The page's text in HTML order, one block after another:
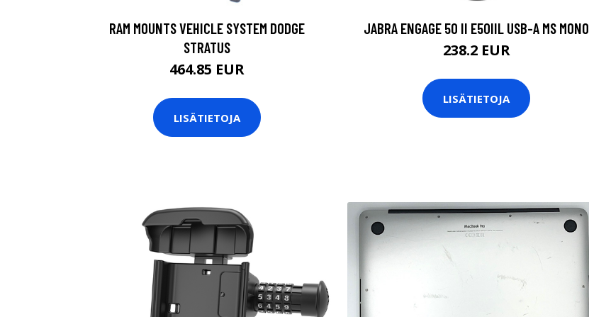
RAM MOUNTS VEHICLE SYSTEM DODGE
STRATUS
464.85 EUR
LISÄTIETOJA
JABRA ENGAGE 50 II E50IIL USB-A MS MONO
238.2 EUR
LISÄTIETOJA